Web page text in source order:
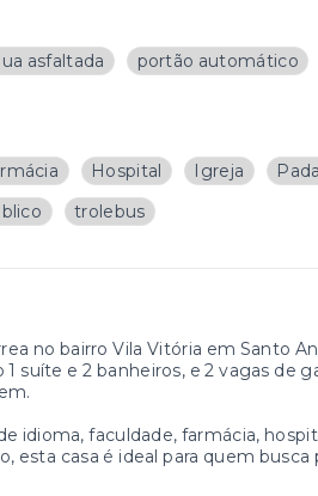
asfaltada portão automático
Hospital Igreja
trolebus
no bairro Vila Vitória em Santo
suíte e 2 banheiros, e 2 vagas de
idioma, faculdade, farmácia,
casa é ideal para quem busca